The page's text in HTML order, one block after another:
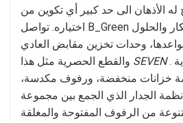
الأذهان الى حد كبير أي تكوين من
اختياره. تواصل B_Green هذا الاتجاه الابتكار والحلول
وحدات تخزين مقابض العادي
SEVEN. هذه الوحدات الفردية
خزانات منخفضة، ورفوف مكدسة،
الجدار الذي الجمع بين مجموعة